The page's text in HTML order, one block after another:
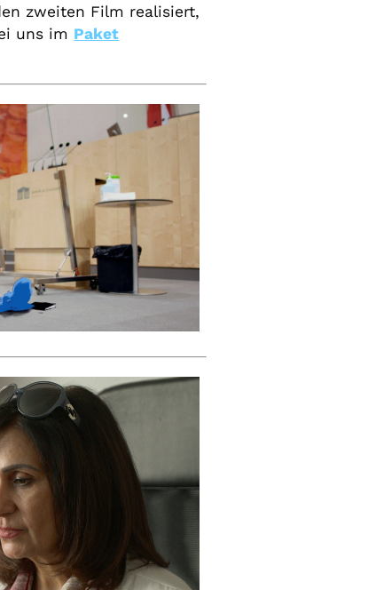
zweiten Film realisiert,
uns im Paket